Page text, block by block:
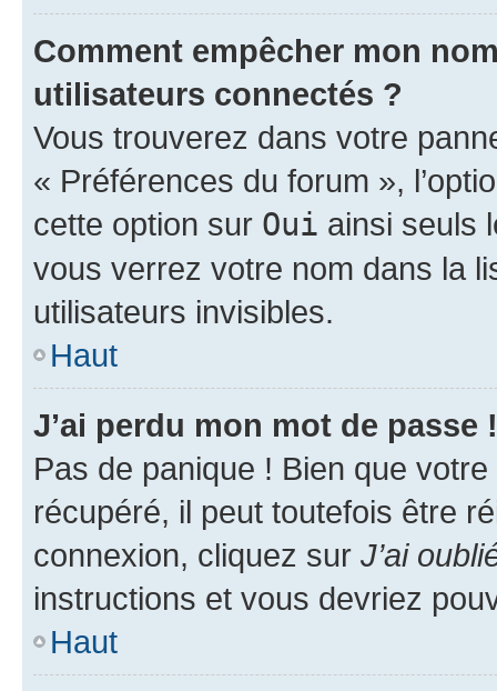
Comment empêcher mon
utilisateurs connectés ?
Vous trouverez dans votre
« Préférences du forum »,
cette option sur Oui ainsi seuls
vous verrez votre nom dans la
utilisateurs invisibles.
Haut
J’ai perdu mon mot de passe !
Pas de panique ! Bien que
récupéré, il peut toutefois être
connexion, cliquez sur J’ai
instructions et vous devriez
Haut